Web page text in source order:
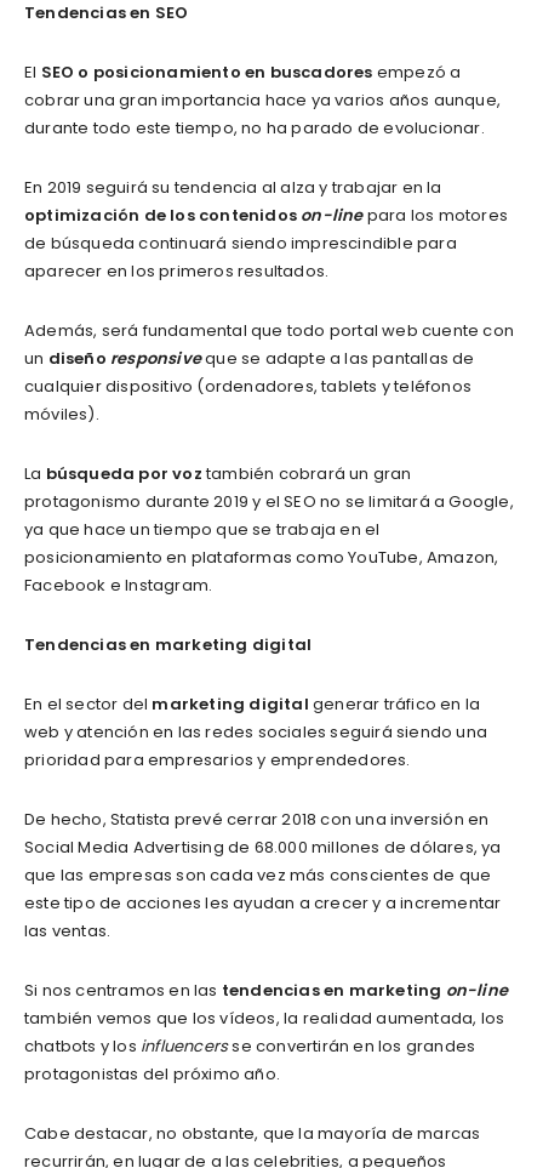
Tendencias en SEO
El SEO o posicionamiento en buscadores empezó a
cobrar una gran importancia hace ya varios años aunque,
durante todo este tiempo, no ha parado de evolucionar.
En 2019 seguirá su tendencia al alza y trabajar en la
optimización de los contenidos on-linepara los motores
de búsqueda continuará siendo imprescindible para
aparecer en los primeros resultados.
Además, será fundamental que todo portal web cuente con
un diseño responsiveque se adapte a las pantallas de
cualquier dispositivo (ordenadores, tablets y teléfonos
móviles).
La búsqueda por voztambién cobrará un gran
protagonismo durante 2019 y el SEO no se limitará a Google,
ya que hace un tiempo que se trabaja en el
posicionamiento en plataformas como YouTube, Amazon,
Facebook e Instagram.
Tendencias en marketing digital
En el sector del marketing digital generar tráfico en la
web y atención en las redes sociales seguirá siendo una
prioridad para empresarios y emprendedores.
De hecho, Statista prevé cerrar 2018 con una inversión en
Social Media Advertising de 68.000 millones de dólares, ya
que las empresas son cada vez más conscientes de que
este tipo de acciones les ayudan a crecer y a incrementar
las ventas.
Si nos centramos en las tendencias en marketing on-line
también vemos que los vídeos, la realidad aumentada, los
chatbots y los influencersse convertirán en los grandes
protagonistas del próximo año.
Cabe destacar, no obstante, que la mayoría de marcas
recurrirán, en lugar de a las celebrities, a pequeños